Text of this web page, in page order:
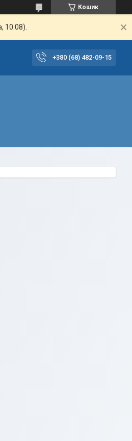
Кошик
10.08).
+380 (68) 482-09-15